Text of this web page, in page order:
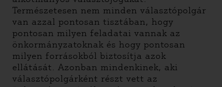
Természetesen nem minden választópolgár
van azzal pontosan tisztában, hogy
pontosan milyen feladatai vannak az
önkormányzatoknak és hogy pontosan
milyen forrásokból biztosítja azok
ellátását. Azonban mindenkinek, aki
választópolgárként részt vett az